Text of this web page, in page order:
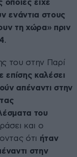
οποίες είχε
ενάντια στους
τη χώρα» πριν
.
του στην Παρί
επίσης καλέσει
απέναντι στην
του
και ο
ότι ήταν
στην